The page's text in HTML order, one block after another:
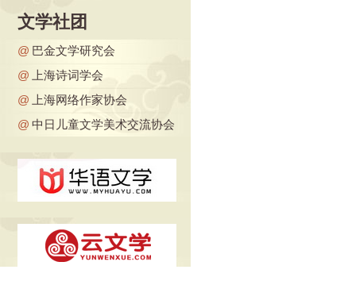
文学社团
@ 巴金文学研究会
@
上海诗词学会
@
上海网络作家协会
@ 中日儿童文学美术交流协会